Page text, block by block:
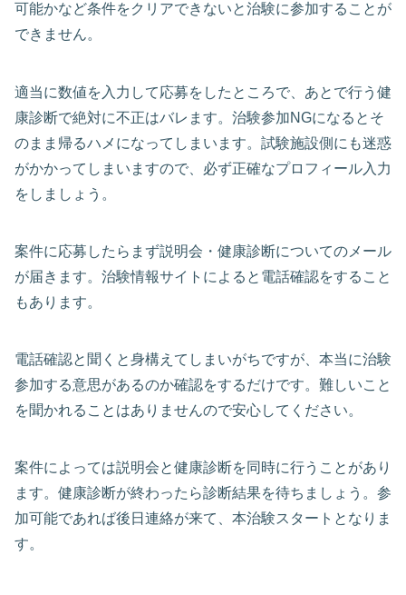
可能かなど条件をクリアできないと治験に参加することが
できません。
適当に数値を入力して応募をしたところで、あとで行う健
康診断で絶対に不正はバレます。治験参加NGになるとそ
のまま帰るハメになってしまいます。試験施設側にも迷惑
がかかってしまいますので、必ず正確なプロフィール入力
をしましょう。
案件に応募したらまず説明会・健康診断についてのメール
が届きます。治験情報サイトによると電話確認をすること
もあります。
電話確認と聞くと身構えてしまいがちですが、本当に治験
参加する意思があるのか確認をするだけです。難しいこと
を聞かれることはありませんので安心してください。
案件によっては説明会と健康診断を同時に行うことがあり
ます。健康診断が終わったら診断結果を待ちましょう。参
加可能であれば後日連絡が来て、本治験スタートとなりま
す。